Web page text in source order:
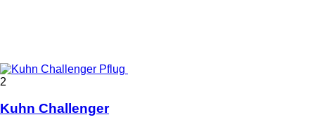
2
Kuhn Challenger